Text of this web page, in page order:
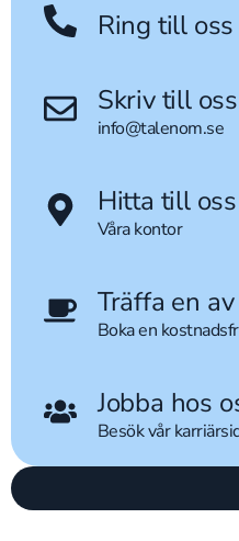
Ring till oss
Skriv till oss
info@talenom.se
Hitta till oss
Våra kontor
Träffa en
Boka en
Jobba hos
Besök vår